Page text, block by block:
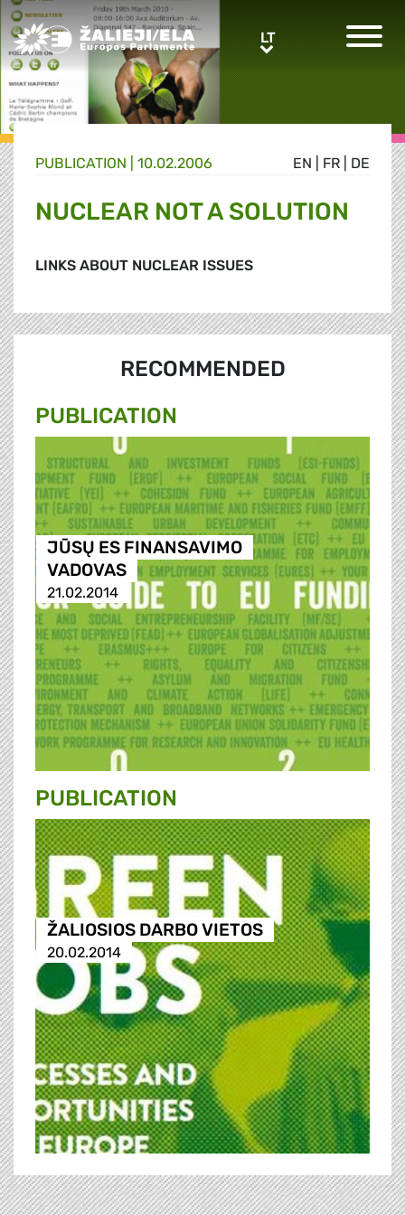
Greens/EFA Home LTLT
EN FR DE
PUBLICATION | 10.02.2006
NUCLEAR NOT A SOLUTION
LINKS ABOUT NUCLEAR ISSUES
RECOMMENDED
PUBLICATION
JŪSŲ ES FINANSAVIMO
VADOVAS
21.02.2014
PUBLICATION
ŽALIOSIOS DARBO VIETOS
20.02.2014